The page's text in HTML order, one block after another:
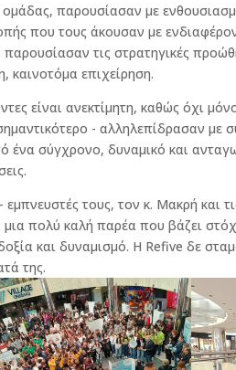
παρουσίασαν με
που τους άκουσαν με
τις στρατηγικές
καινοτόμα επιχείρηση.
είναι ανεκτίμητη, καθώς όχι
- αλληλεπίδρασαν με
ένα σύγχρονο, δυναμικό και
τους, τον κ. Μακρή και
πολύ καλή παρέα που βάζει
και δυναμισμό. Η Refive δε
της.